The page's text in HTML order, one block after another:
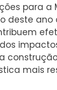
para a
deste
mais